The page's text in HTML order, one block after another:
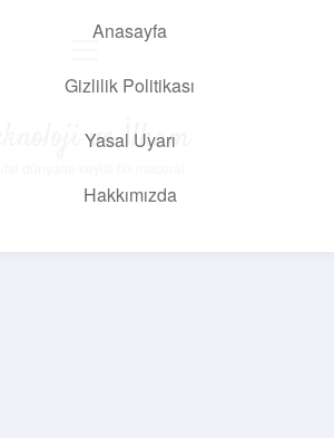
Anasayfa
Gizlilik Politikası
Yasal Uyarı
Hakkımızda
Teknoloji ve İlham